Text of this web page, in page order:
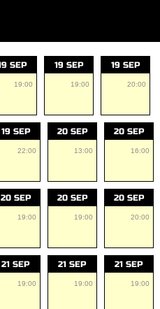
SEP
19:00
19 SEP
19:00
19 SEP
20:00
19 SEP
22:00
20 SEP
13:00
20 SEP
16:00
20 SEP
19:00
20 SEP
19:00
20 SEP
20:00
21 SEP
19:00
21 SEP
19:00
21 SEP
19:00